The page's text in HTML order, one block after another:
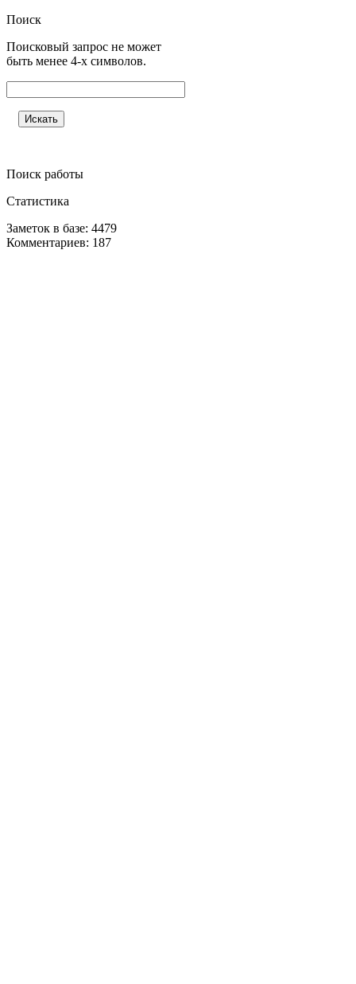
Поиск
Поисковый запрос не может
быть менее 4-х символов.
Поиск работы
Статистика
Заметок в базе: 4479
Комментариев: 187